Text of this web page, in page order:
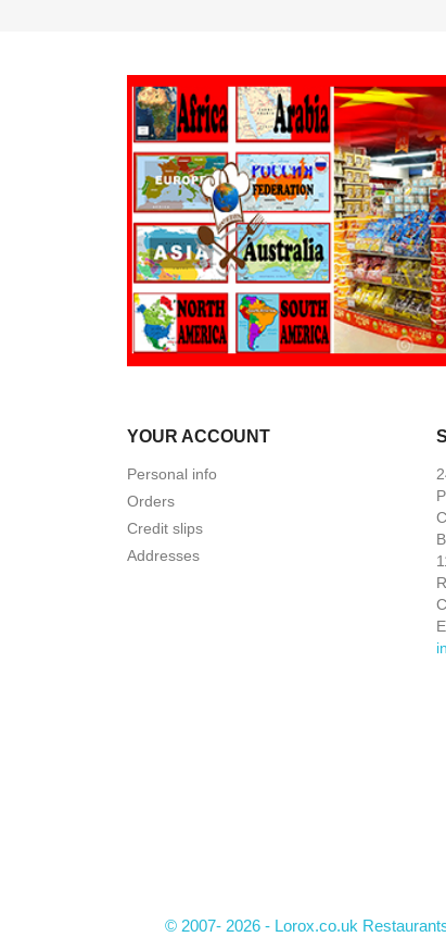
YOUR ACCOUNT
Personal info
Orders
Credit slips
Addresses
© 2007- 2026 - Lorox.co.uk